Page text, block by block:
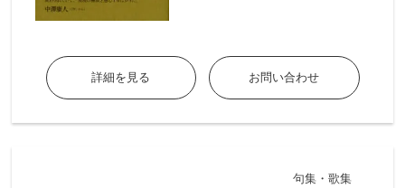
詳細を見る お問い合わせ
句集・歌集